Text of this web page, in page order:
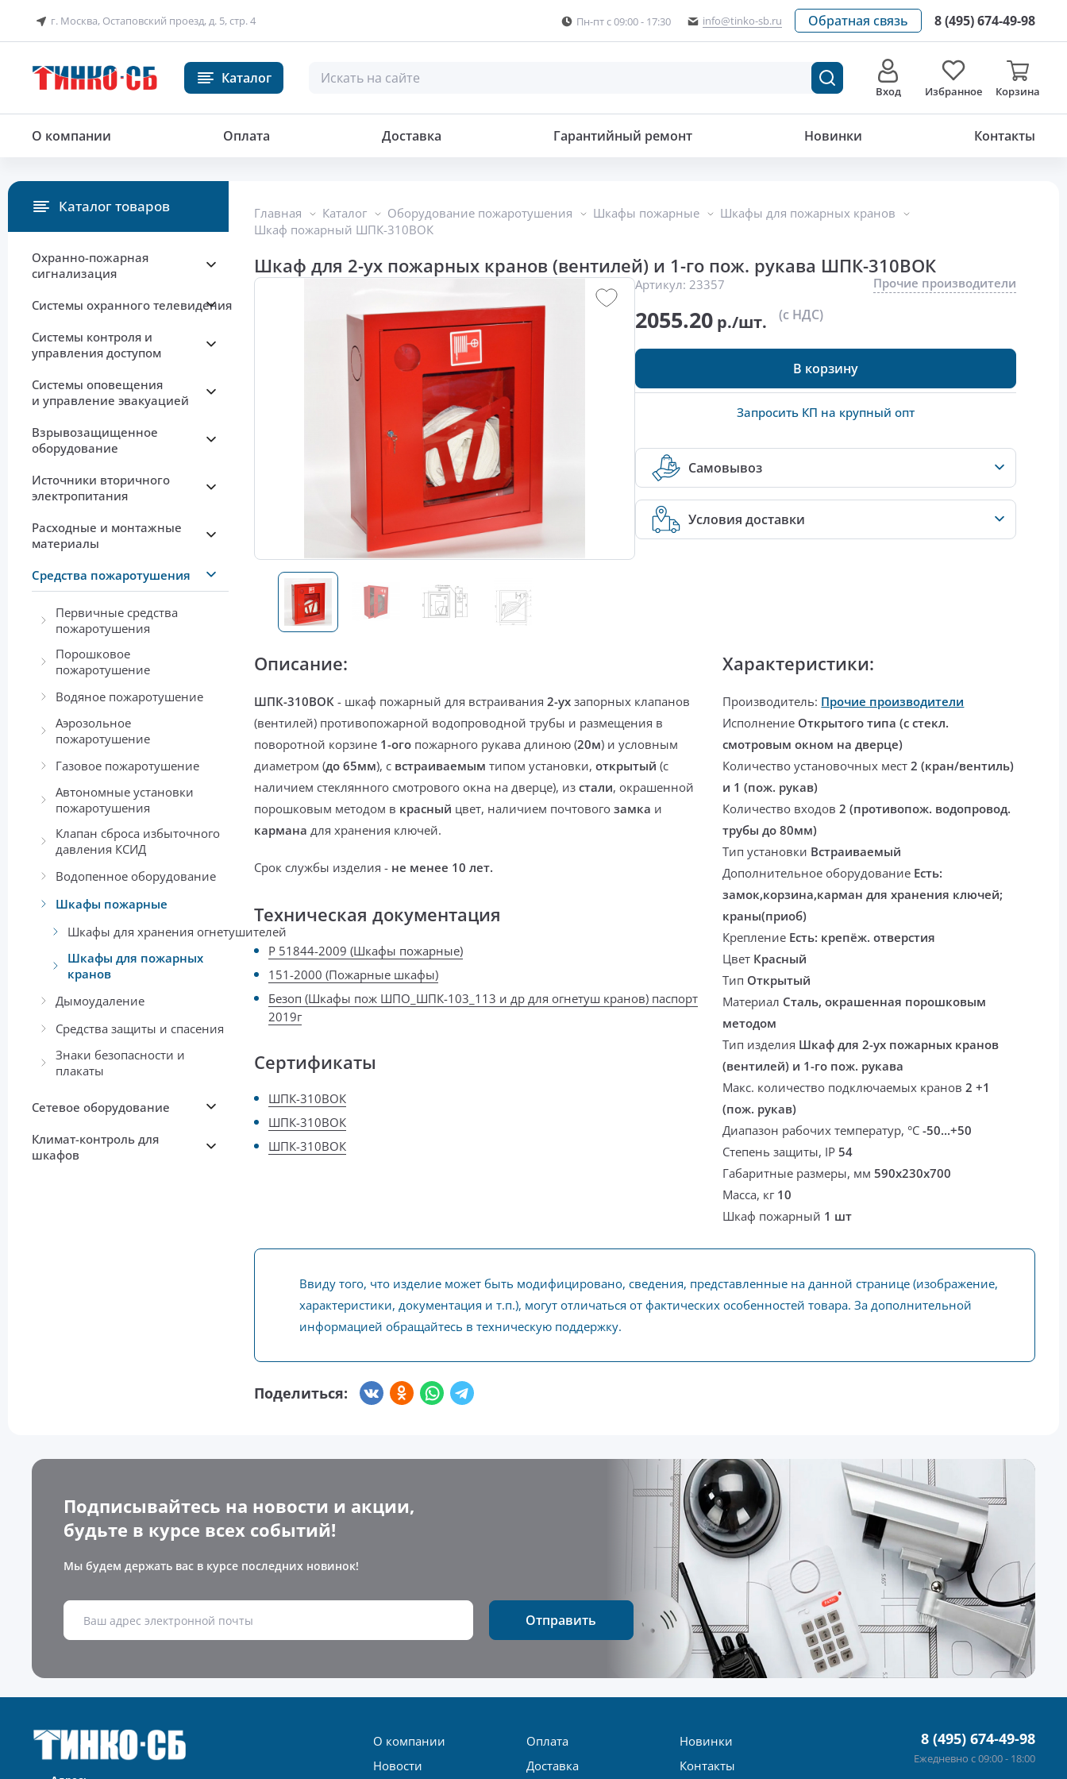
г. Москва, Остаповский проезд, д. 5, стр. 4 Пн-пт с 09:00 - 17:30 info@tinko-sb.ru Обратная связь 8 (495) 674-49-98
Каталог
Вход Избранное Корзина
О компании Оплата Доставка Гарантийный ремонт Новинки Контакты
Главная Каталог Оборудование пожаротушения Шкафы пожарные
Шкафы для пожарных кранов
Шкаф пожарный ШПК-310ВОК
Шкаф для 2-ух пожарных кранов (вентилей) и 1-го пож. рукава ШПК-310ВОК
Артикул: 23357 Прочие производители
2055.20 р./шт. (с НДС)
В корзину
Запросить КП на крупный опт
Самовывоз
Условия доставки
Характеристики:
Производитель: Прочие производители
Исполнение Открытого типа (с стекл.
смотровым окном на дверце)
Количество установочных мест2 (кран/вентиль)
и 1 (пож. рукав)
Количество входов2 (противопож. водопровод.
трубы до 80мм)
Тип установки Встраиваемый
Дополнительное оборудование Есть:
замок,корзина,карман для хранения ключей;
краны(приоб)
Крепление Есть: крепёж. отверстия
Цвет Красный
Тип Открытый
Материал Сталь, окрашенная порошковым
методом
Тип изделия Шкаф для 2-ух пожарных кранов
(вентилей) и 1-го пож. рукава
Макс. количество подключаемых кранов2 +1
(пож. рукав)
Диапазон рабочих температур, °С-50...+50
Степень защиты, IP54
Габаритные размеры, мм590х230х700
Масса, кг 10
Шкаф пожарный 1 шт
Описание:
ШПК-310ВОК - шкаф пожарный для встраивания 2-ух запорных клапанов
(вентилей) противопожарной водопроводной трубы и размещения в
поворотной корзине 1-ого пожарного рукава длиною (20м) и условным
диаметром (до 65мм), с встраиваемым типом установки, открытый (с
наличием стеклянного смотрового окна на дверце), из стали, окрашенной
порошковым методом в красный цвет, наличием почтового замка и
кармана для хранения ключей.
Срок службы изделия - не менее 10 лет.
Техническая документация
Р 51844-2009 (Шкафы пожарные)
151-2000 (Пожарные шкафы)
Безоп (Шкафы пож ШПО_ШПК-103_113 и др для огнетуш кранов) паспорт
2019г
Сертификаты
ШПК-310ВОК
ШПК-310ВОК
ШПК-310ВОК
Ввиду того, что изделие может быть модифицировано, сведения, представленные на данной странице (изображение,
характеристики, документация и т.п.), могут отличаться от фактических особенностей товара. За дополнительной
информацией обращайтесь в техническую поддержку.
Поделиться:
Каталог товаров
Охранно-пожарная
сигнализация
Системы охранного телевидения
Системы контроля и
управления доступом
Системы оповещения
и управление эвакуацией
Взрывозащищенное
оборудование
Источники вторичного
электропитания
Расходные и монтажные
материалы
Средства пожаротушения
Первичные средства
пожаротушения
Порошковое
пожаротушение
Водяное пожаротушение
Аэрозольное
пожаротушение
Газовое пожаротушение
Автономные установки
пожаротушения
Клапан сброса избыточного
давления КСИД
Водопенное оборудование
Шкафы пожарные
Шкафы для хранения огнетушителей
Шкафы для пожарных
кранов
Дымоудаление
Средства защиты и спасения
Знаки безопасности и
плакаты
Сетевое оборудование
Климат-контроль для
шкафов
2 055.20р./шт.
Подписывайтесь на новости и акции,
будьте в курсе всех событий!
Мы будем держать вас в курсе последних новинок!
Отправить
О компании
Новости
Оплата
Доставка
Новинки
Контакты
8 (495) 674-49-98
Ежедневно с 09:00 - 18:00